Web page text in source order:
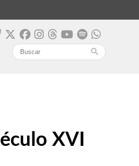
search
XVI